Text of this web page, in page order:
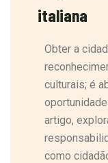
italiana
Obter a
culturais; é
artigo,
como